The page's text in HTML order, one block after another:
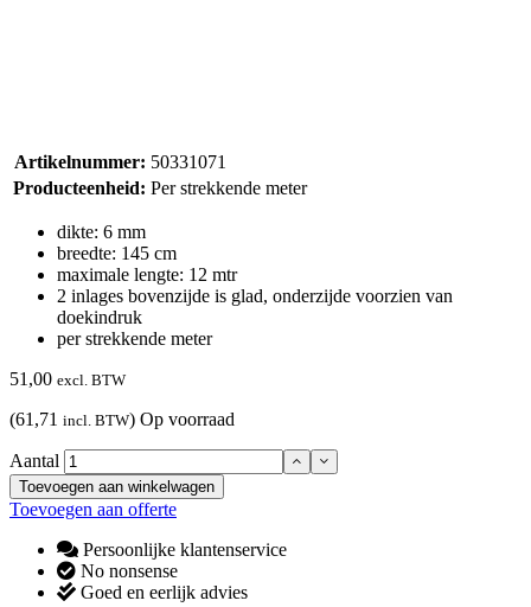
Artikelnummer: 50331071
Producteenheid: Per strekkende meter
dikte: 6 mm
breedte: 145 cm
maximale lengte: 12 mtr
2 inlages bovenzijde is glad, onderzijde voorzien van
doekindruk
per strekkende meter
51,00 excl. BTW
(61,71 incl. BTW) Op voorraad
Aantal
Toevoegen aan winkelwagen
Toevoegen aan offerte
Persoonlijke klantenservice
No nonsense
Goed en eerlijk advies